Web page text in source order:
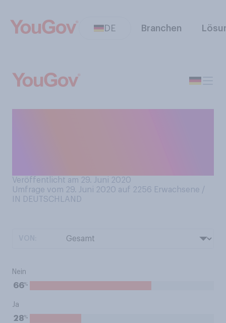
DE Branchen
Veröffentlicht am 29. Juni 2020
Umfrage vom 29. Juni 2020 auf 2256 Erwachsene /
IN DEUTSCHLAND
Nein
66%
Ja
28%